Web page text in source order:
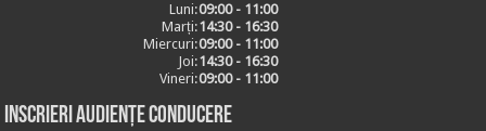
Luni:09:00 - 11:00
Marți:14:30 - 16:30
Miercuri:09:00 - 11:00
Joi:14:30 - 16:30
Vineri:09:00 - 11:00
Inscrieri audiențe conducere